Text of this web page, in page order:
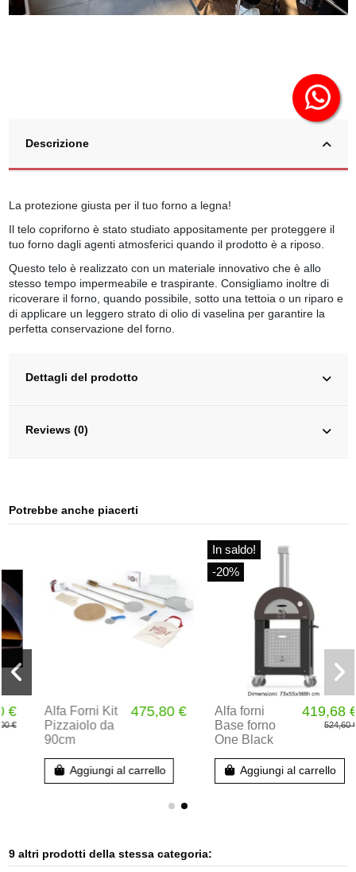
Descrizione
La protezione giusta per il tuo forno a legna!
Il telo copriforno è stato studiato appositamente per proteggere il
tuo forno dagli agenti atmosferici quando il prodotto è a riposo.
Questo telo è realizzato con un materiale innovativo che è allo
stesso tempo impermeabile e traspirante. Consigliamo inoltre di
ricoverare il forno, quando possibile, sotto una tettoia o un riparo e
di applicare un leggero strato di olio di vaselina per garantire la
perfetta conservazione del forno.
Dettagli del prodotto
Reviews (0)
Potrebbe anche piacerti
Alfa Forni Kit
Pizzaiolo da
90cm
475,80 €
Aggiungi al carrello
In saldo!
-20%
Alfa forni
Base forno
One Black
419,68 €
524,60 €
Aggiungi al carrello
9 altri prodotti della stessa categoria: